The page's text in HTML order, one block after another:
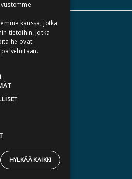
US
AUTHORS
CATALOGUES
AN AUTHOR
ADDRESS
SILTALA.FI
kanssa, jotka
tietoihin, jotka
he ovat
HYLKÄÄ KAIKKI